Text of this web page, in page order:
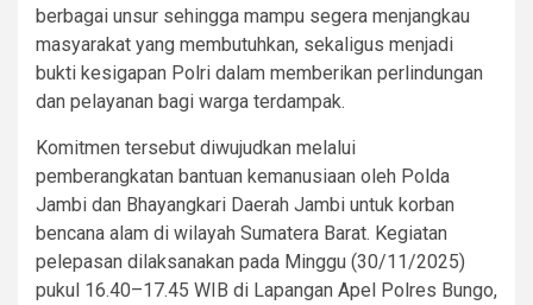
berbagai unsur sehingga mampu segera menjangkau
masyarakat yang membutuhkan, sekaligus menjadi
bukti kesigapan Polri dalam memberikan perlindungan
dan pelayanan bagi warga terdampak.
Komitmen tersebut diwujudkan melalui
pemberangkatan bantuan kemanusiaan oleh Polda
Jambi dan Bhayangkari Daerah Jambi untuk korban
bencana alam di wilayah Sumatera Barat. Kegiatan
pelepasan dilaksanakan pada Minggu (30/11/2025)
pukul 16.40–17.45 WIB di Lapangan Apel Polres Bungo,